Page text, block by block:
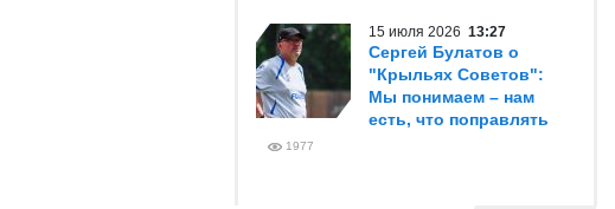
15 июля 2026 13:27
Сергей Булатов о
"Крыльях Советов":
Мы понимаем – нам
есть, что поправлять
1977